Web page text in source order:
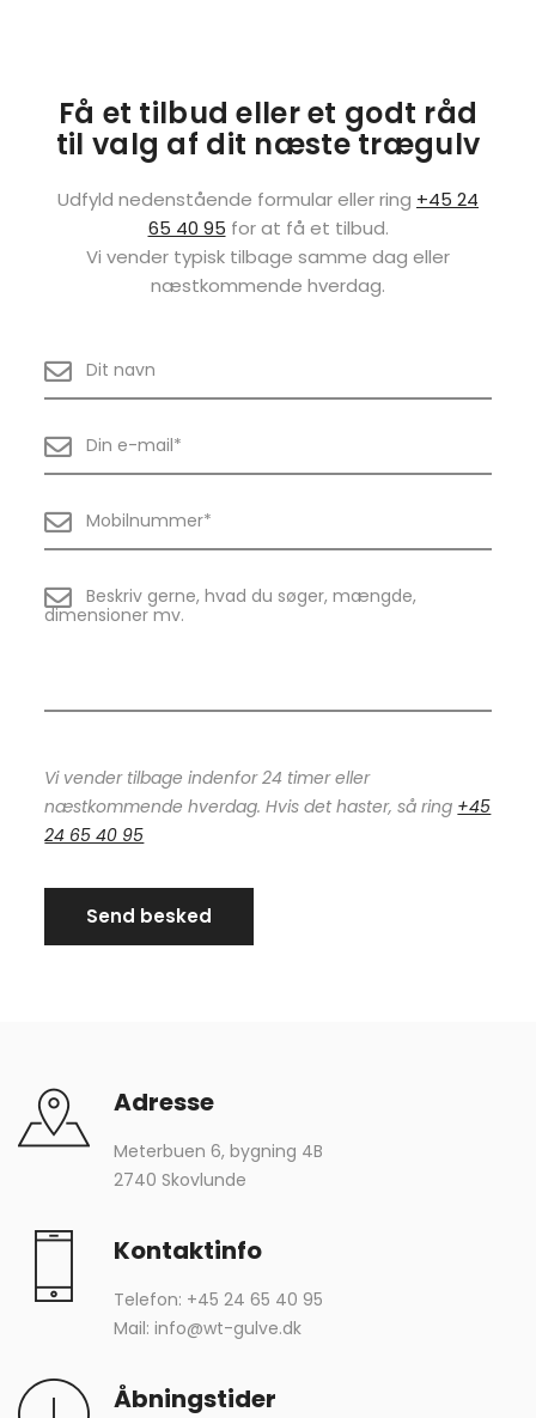
Få et tilbud eller et godt råd
til valg af dit næste trægulv
Udfyld nedenstående formular eller ring +45 24
65 40 95 for at få et tilbud.
Vi vender typisk tilbage samme dag eller
næstkommende hverdag.
Vi vender tilbage indenfor 24 timer eller
næstkommende hverdag. Hvis det haster, så ring +45
24 65 40 95
Adresse
Meterbuen 6, bygning 4B
2740 Skovlunde
Kontaktinfo
Telefon: +45 24 65 40 95
Mail: info@wt-gulve.dk
Åbningstider